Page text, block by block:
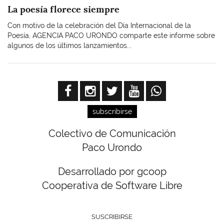
La poesía florece siempre
Con motivo de la celebración del Día Internacional de la
Poesía, AGENCIA PACO URONDO comparte este informe sobre
algunos de los últimos lanzamientos...
subscribirse
Colectivo de Comunicación
Paco Urondo
Desarrollado por gcoop
Cooperativa de Software Libre
SUSCRIBIRSE